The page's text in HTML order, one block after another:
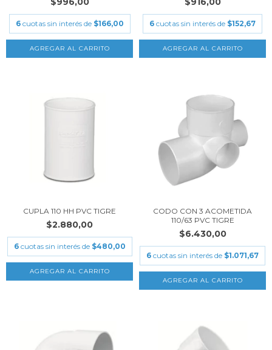
6 cuotas sin interés de $166,00 6 cuotas sin interés de $152,67
CUPLA 110 HH PVC TIGRE
$2.880,00
6 cuotas sin interés de $480,00
CODO CON 3 ACOMETIDA
110/63 PVC TIGRE
$6.430,00
6 cuotas sin interés de $1.071,67